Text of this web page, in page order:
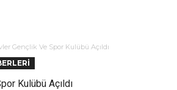
Gençlik Ve Spor Kulübü Açıldı
Kulübü Açıldı